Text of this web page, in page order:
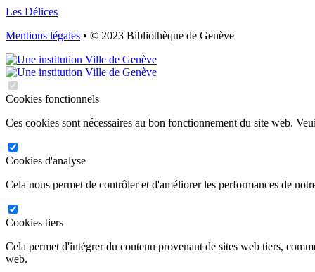
Les Délices
Mentions légales • © 2023 Bibliothèque de Genève
Cookies fonctionnels
Ces cookies sont nécessaires au bon fonctionnement du site web.
Cookies d'analyse
Cela nous permet de contrôler et d'améliorer les performances de
Cookies tiers
Cela permet d'intégrer du contenu provenant de sites web tiers,
web.